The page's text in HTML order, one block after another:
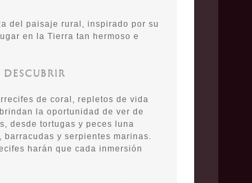
del paisaje rural, inspirado por su
en la Tierra tan hermoso e
de coral, repletos de vida
la oportunidad de ver de
desde tortugas y peces luna
y serpientes marinas.
harán que cada inmersión